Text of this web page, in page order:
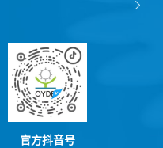
官方抖音号